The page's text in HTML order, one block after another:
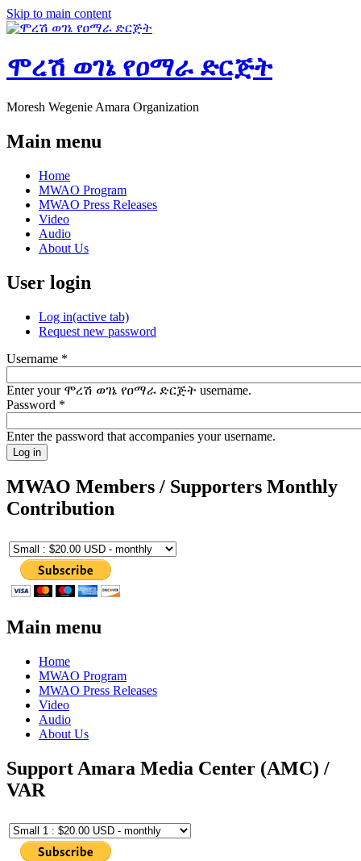
Skip to main content
ሞረሽ ወገኔ የዐማራ ድርጅት
Moresh Wegenie Amara Organization
Main menu
Home
MWAO Program
MWAO Press Releases
Video
Audio
About Us
User login
Log in(active tab)
Request new password
Username *
Enter your ሞረሽ ወገኔ የዐማራ ድርጅት username.
Password *
Enter the password that accompanies your username.
MWAO Members / Supporters Monthly
Contribution
Main menu
Home
MWAO Program
MWAO Press Releases
Video
Audio
About Us
Support Amara Media Center (AMC) /
VAR